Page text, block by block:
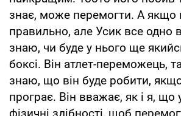
знає, може перемогти. А якщо
правильно, але Усик все одно
знаю, чи буде у нього ще
боксі. Він атлет-переможець,
знаю, що він буде робити,
програє. Він вважає, як і я, що
фізичні здібності, щоб